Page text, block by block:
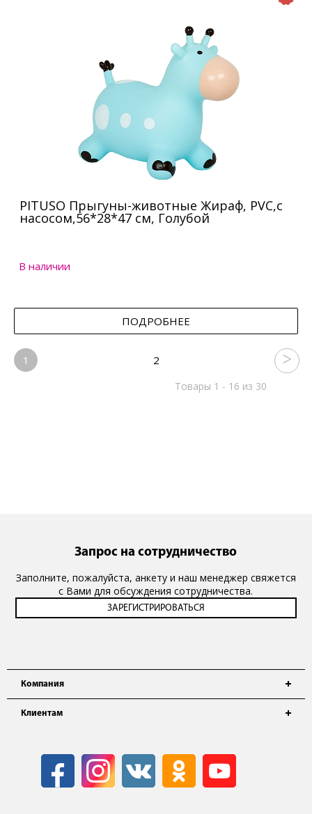
PITUSO Прыгуны-животные Жираф, PVC,с
насосом,56*28*47 см, Голубой
В наличии
ПОДРОБНЕЕ
1 2
Товары 1 - 16 из 30
Компания
Клиентам
Запрос на сотрудничество
Заполните, пожалуйста, анкету и наш менеджер свяжется
с Вами для обсуждения сотрудничества.